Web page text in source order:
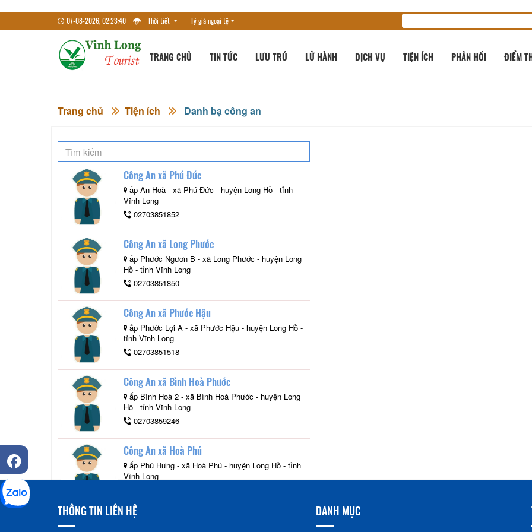
07-08-2026, 02:23:41 Thời tiết Tỷ giá ngoại tệ
TRANG CHỦ TIN TỨC LƯU TRÚ LỮ HÀNH DỊCH VỤ TIỆN ÍCH PHẢN HỒI ĐIỂM
Trang chủ Tiện ích Danh bạ công an
Công An xã Phú Đức
ấp An Hoà - xã Phú Đức - huyện Long Hồ - tỉnh
Vĩnh Long
02703851852
Công An xã Long Phước
ấp Phước Ngươn B - xã Long Phước - huyện Long
Hồ - tỉnh Vĩnh Long
02703851850
Công An xã Phước Hậu
ấp Phước Lợi A - xã Phước Hậu - huyện Long Hồ -
tỉnh Vĩnh Long
02703851518
Công An xã Bình Hoà Phước
ấp Bình Hoà 2 - xã Bình Hoà Phước - huyện Long
Hồ - tỉnh Vĩnh Long
02703859246
Công An xã Hoà Phú
ấp Phú Hưng - xã Hoà Phú - huyện Long Hồ - tỉnh
Vĩnh Long
Công An xã Tân Hạnh
THÔNG TIN LIÊN HỆ DANH MỤC